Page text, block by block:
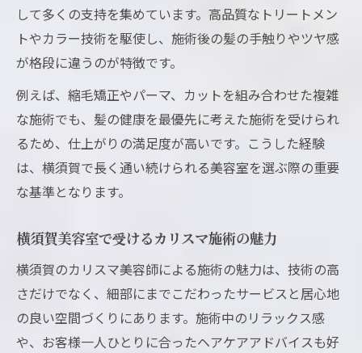
して多くの支持を集めています。高品質なトリートメン
トやカラー技術を駆使し、施術後の髪の手触りやツヤ感
が格段に違うのが特徴です。
例えば、縮毛矯正やパーマ、カットを組み合わせた複雑
な施術でも、髪の健康を最優先に考えた施術を受けられ
るため、仕上がりの満足度が高いです。こうした経験
は、横須賀で長く通い続けられる美容室を選ぶ際の重要
な基準となります。
横須賀美容室で受けるカリスマ施術の魅力
横須賀のカリスマ美容師による施術の魅力は、技術の高
さだけでなく、細部にまでこだわったサービスと居心地
の良い空間づくりにあります。施術中のリラックス感
や、お客様一人ひとりに合ったヘアケアアドバイスも好